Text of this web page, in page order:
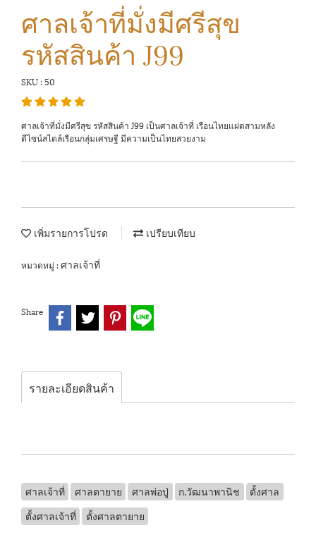
ศาลเจ้าที่มั่งมีศรีสุข
รหัสสินค้า J99
SKU : 50
ศาลเจ้าที่มั่งมีศรีสุข รหัสสินค้า J99 เป็นศาลเจ้าที่ เรือนไทยแฝดสามหลัง
ดีไซน์สไตล์เรือนกลุ่มเศรษฐี มีความเป็นไทยสวยงาม
เพิ่มรายการโปรด เปรียบเทียบ
หมวดหมู่ : ศาลเจ้าที่
Share
รายละเอียดสินค้า
ศาลเจ้าที่ ศาลตายาย ศาลพ่อปู่ ก.วัฒนาพานิช
ตั้งศาล
ตั้งศาลเจ้าที่
ตั้งศาลตายาย